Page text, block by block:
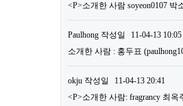
<P>소개한 사람 soyeon0107 박
Paulhong 작성일
11-04-13 10:05
소개한 사람 : 홍두표
okju 작성일
11-04-13 20:41
<P>소개한 사람: fragrancy 최